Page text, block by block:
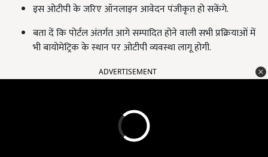
इस ओटीपी के जरिए ऑनलाइन आवेदन पंजीकृत हो सकेंगे.
बता दें कि पोर्टल अंतर्गत आगे सम्पादित होने वाली सभी प्रक्रियाओं में
भी बायोमेट्रिक के स्थान पर ओटीपी व्यवस्था लागू होगी.
ADVERTISEMENT